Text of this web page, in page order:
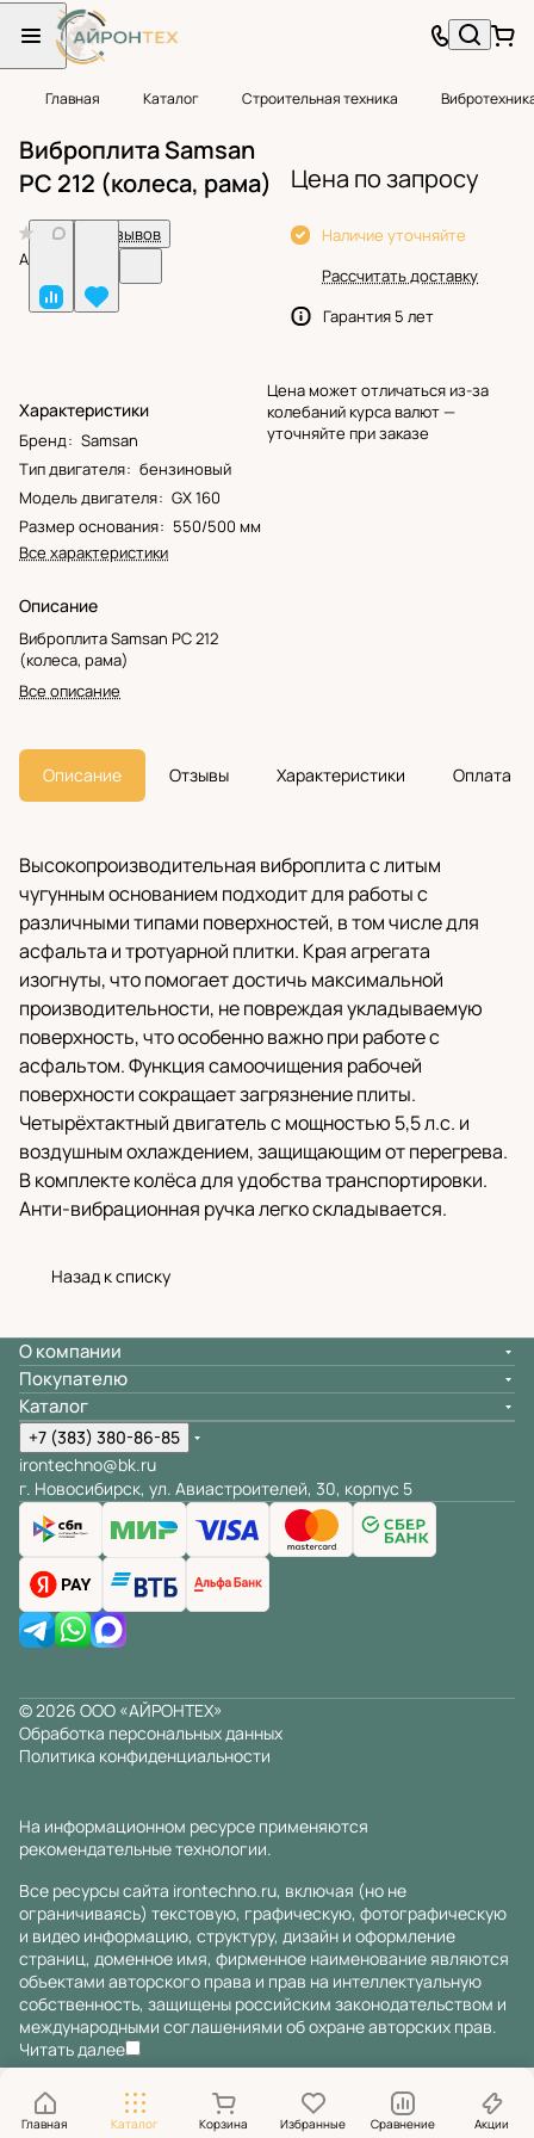
Главная Каталог Строительная техника
Виброплита Samsan
PC 212 (колеса, рама)
Нет отзывов
Арт.
Характеристики
Бренд: Samsan
Тип двигателя: бензиновый
Модель двигателя: GX 160
Размер основания: 550/500 мм
Все характеристики
Описание
Виброплита Samsan PC 212
(колеса, рама)
Все описание
Цена по запросу
Наличие уточняйте
Рассчитать доставку
Гарантия 5 лет
Цена может отличаться из-за
колебаний курса валют —
уточняйте при заказе
Описание Отзывы Характеристики Оплата
Высокопроизводительная виброплита с литым
чугунным основанием подходит для работы с
различными типами поверхностей, в том числе для
асфальта и тротуарной плитки. Края агрегата
изогнуты, что помогает достичь максимальной
производительности, не повреждая укладываемую
поверхность, что особенно важно при работе с
асфальтом. Функция самоочищения рабочей
поверхности сокращает загрязнение плиты.
Четырёхтактный двигатель с мощностью 5,5 л.с. и
воздушным охлаждением, защищающим от перегрева.
В комплекте колёса для удобства транспортировки.
Анти-вибрационная ручка легко складывается.
Назад к списку
Главная Каталог Корзина Избранные Сравнение Акции
О компании
Покупателю
Каталог
+7 (383) 380-86-85
irontechno@bk.ru
г. Новосибирск, ул. Авиастроителей, 30, корпус 5
© 2026 ООО «АЙРОНТЕХ»
Обработка персональных данных
Политика конфиденциальности
На информационном ресурсе применяются
рекомендательные технологии.
Все ресурсы сайта irontechno.ru, включая (но не
ограничиваясь) текстовую, графическую, фотографическую
и видео информацию, структуру, дизайн и оформление
страниц, доменное имя, фирменное наименование являются
объектами авторского права и прав на интеллектуальную
собственность, защищены российским законодательством и
международными соглашениями об охране авторских прав.
Читать далее